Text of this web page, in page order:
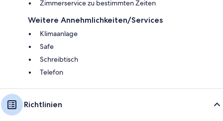
Zimmerservice zu bestimmten Zeiten
Weitere Annehmlichkeiten/Services
Klimaanlage
Safe
Schreibtisch
Telefon
Richtlinien